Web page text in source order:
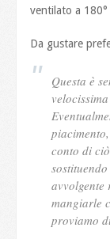
ventilato a
Da gustare
Questa è
conto di
avvolgente
mangiarle
proviamo